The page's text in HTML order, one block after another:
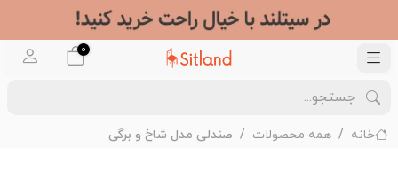
0
خانه همه محصولات صندلی مدل شاخ و برگی